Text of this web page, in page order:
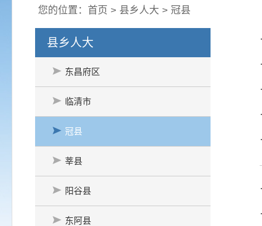
您的位置： 首页 > 县乡人大 > 冠县
县乡人大
东昌府区
临清市
冠县
莘县
阳谷县
东阿县